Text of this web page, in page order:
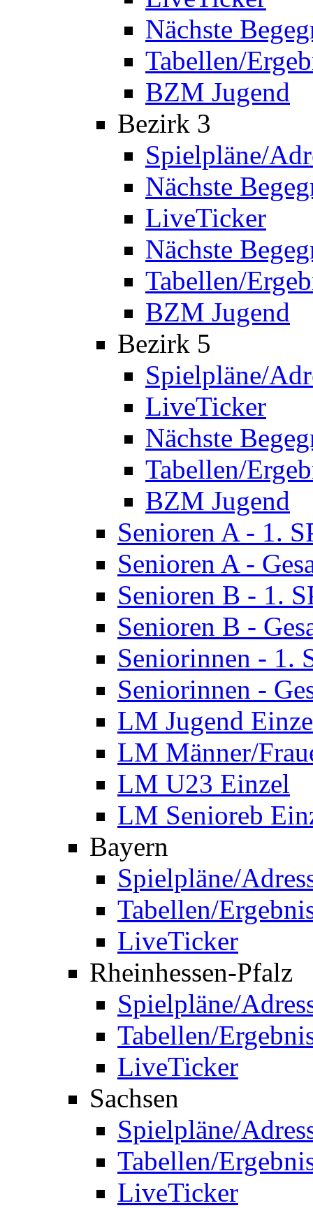
Nächste
Tabellen/
BZM Jugend
Bezirk 3
Spielpläne/
Nächste
LiveTicker
Nächste
Tabellen/
BZM Jugend
Bezirk 5
Spielpläne/
LiveTicker
Nächste
Tabellen/
BZM Jugend
Senioren A - 1.
Senioren A -
Senioren B - 1.
Senioren B -
Seniorinnen - 1.
Seniorinnen -
LM Jugend
LM Männer/
LM U23 Einzel
LM Senioreb
Bayern
Spielpläne/
Tabellen/
LiveTicker
Rheinhessen-Pfalz
Spielpläne/
Tabellen/
LiveTicker
Sachsen
Spielpläne/
Tabellen/
LiveTicker